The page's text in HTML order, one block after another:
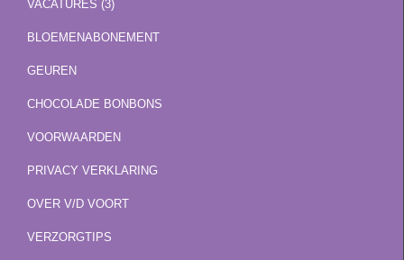
VACATURES (3)
BLOEMENABONEMENT
GEUREN
CHOCOLADE BONBONS
VOORWAARDEN
PRIVACY VERKLARING
OVER V/D VOORT
VERZORGTIPS